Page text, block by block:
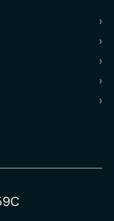
›
›
›
›
›